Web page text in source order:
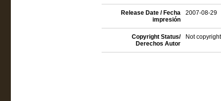
Release Date / Fecha
impresión
2007-08-29
Copyright Status/
Derechos Autor
Not